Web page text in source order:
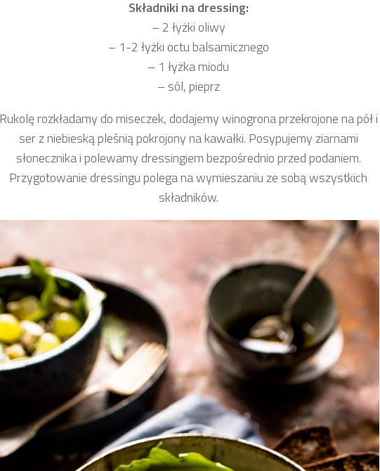
Składniki na dressing:
– 2 łyżki oliwy
– 1-2 łyżki octu balsamicznego
– 1 łyżka miodu
– sól, pieprz
Rukolę rozkładamy do miseczek, dodajemy winogrona przekrojone na pół i
ser z niebieską pleśnią pokrojony na kawałki. Posypujemy ziarnami
słonecznika i polewamy dressingiem bezpośrednio przed podaniem.
Przygotowanie dressingu polega na wymieszaniu ze sobą wszystkich
składników.